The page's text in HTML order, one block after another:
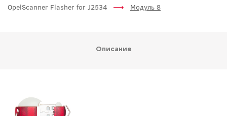
OpelScanner Flasher for J2534
Модуль 8
Описание